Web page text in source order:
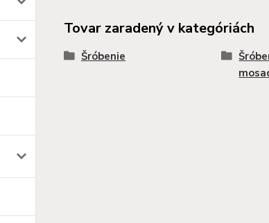
Tovar zaradený v kategóriách
Šróbenie